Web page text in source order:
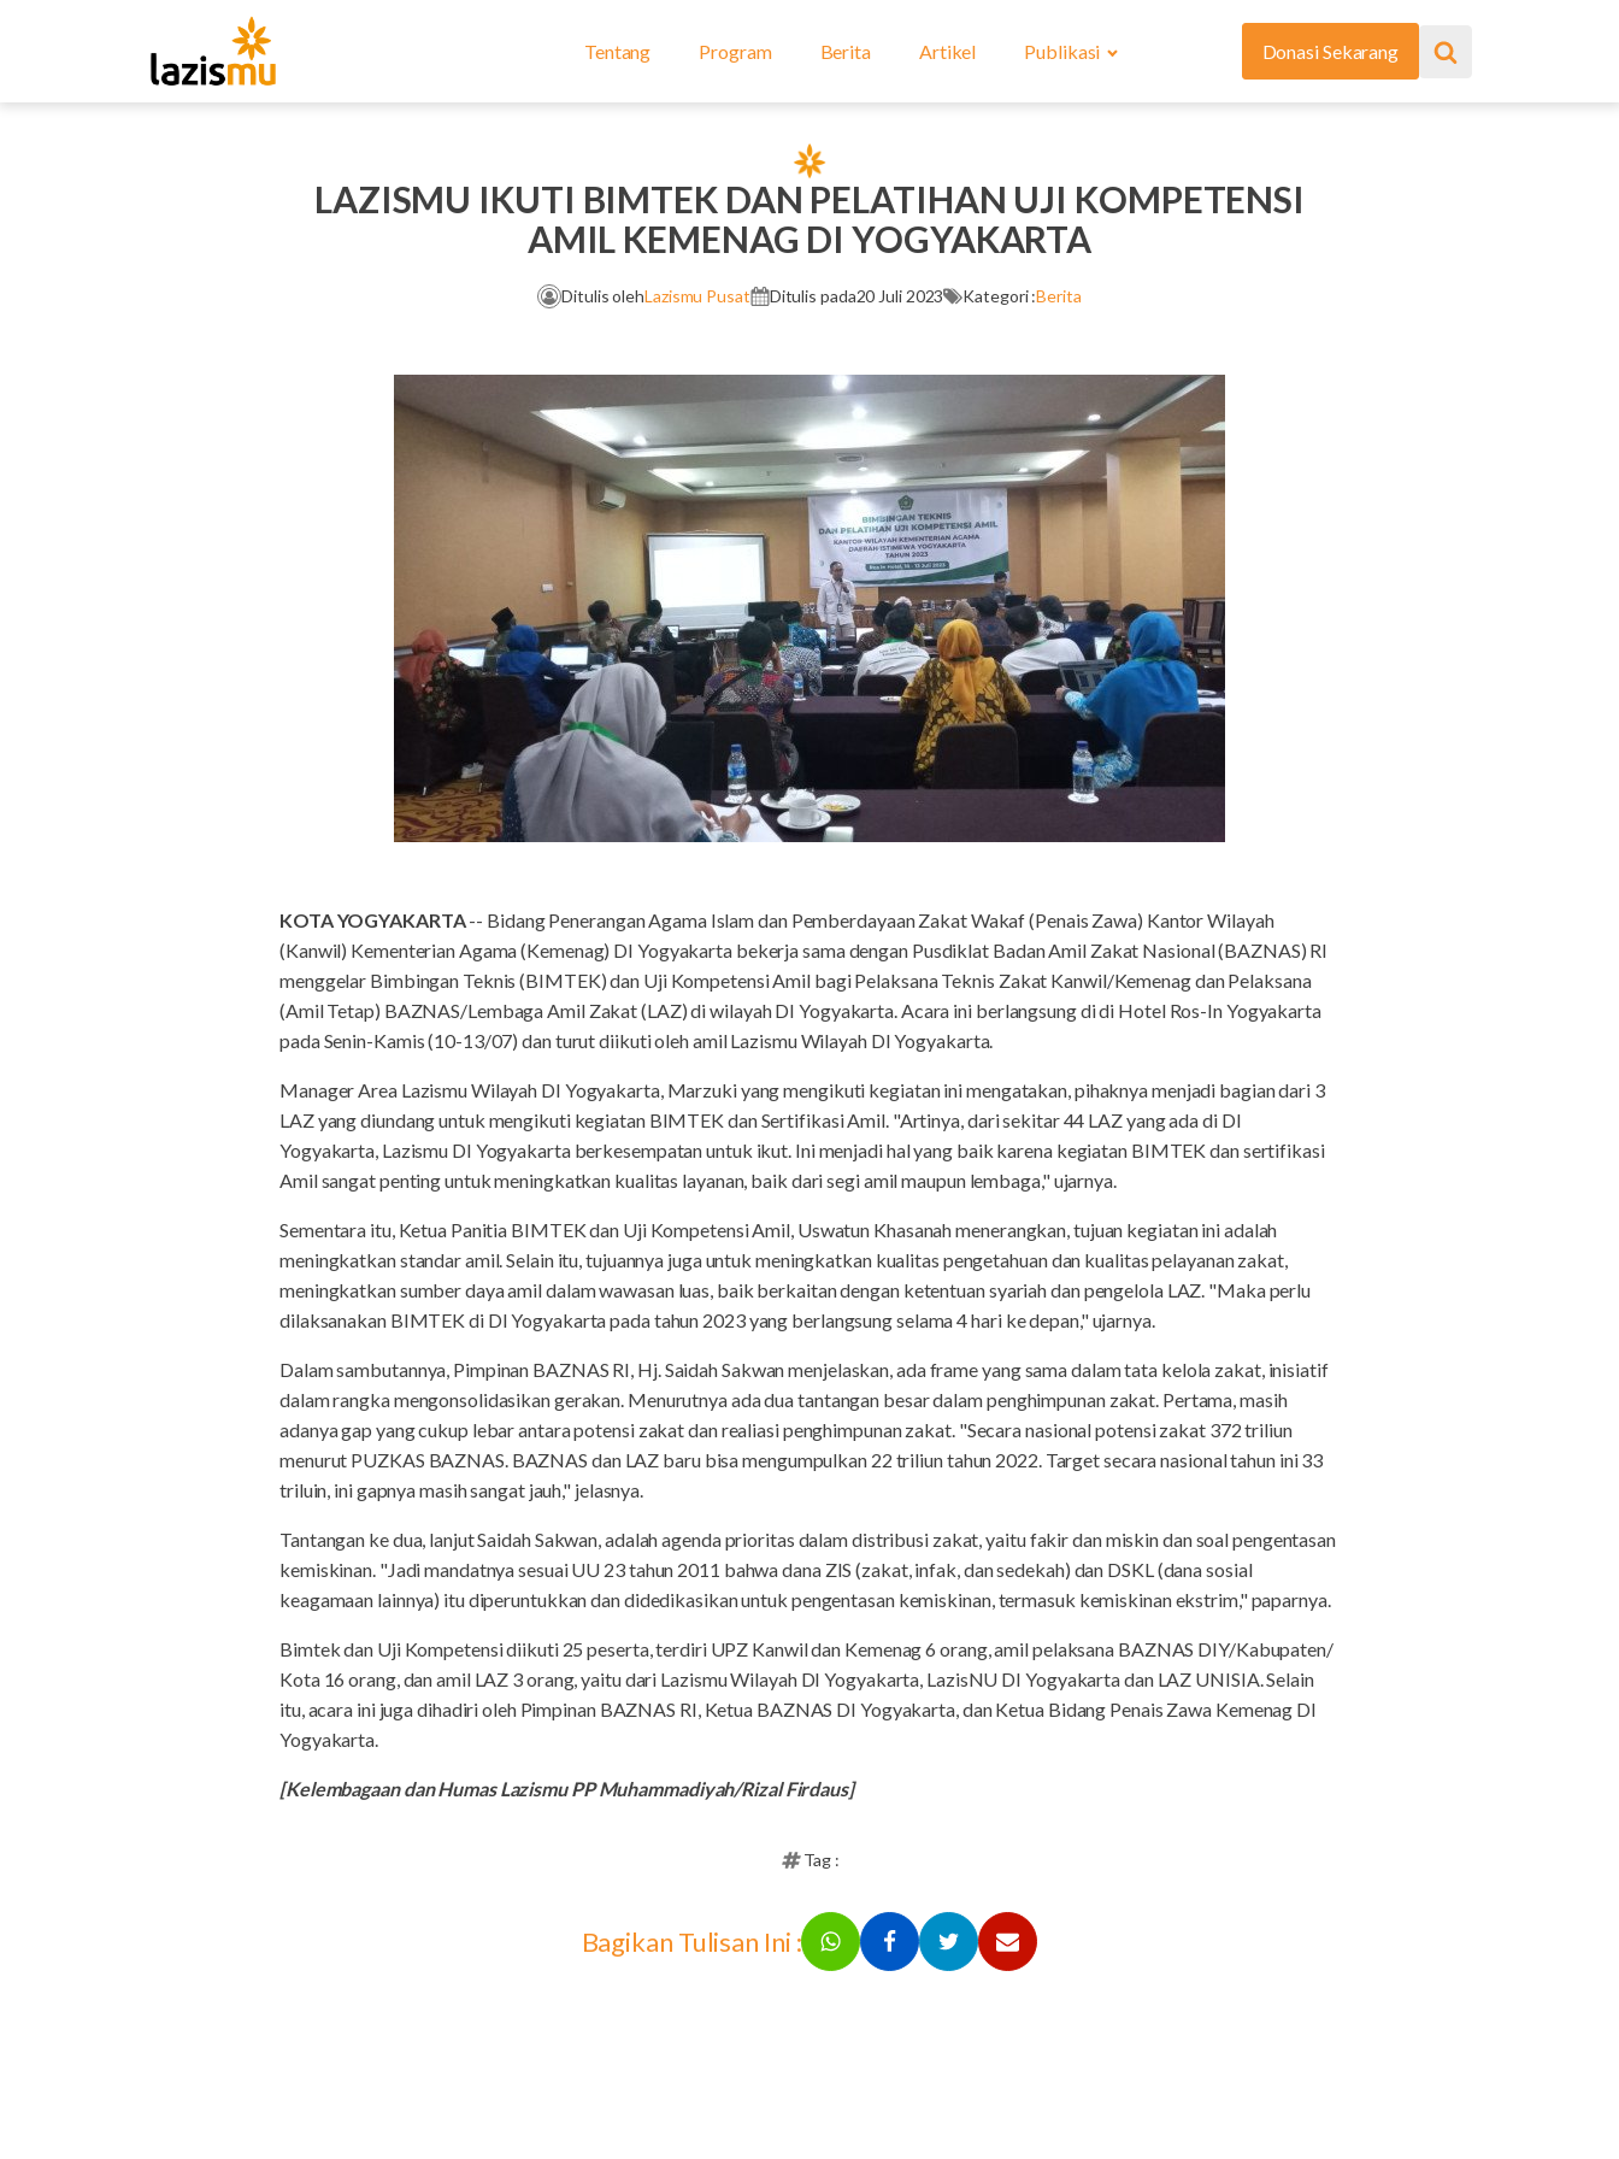
Tentang Program Berita Artikel Publikasi Donasi Sekarang
LAZISMU IKUTI BIMTEK DAN PELATIHAN UJI KOMPETENSI
AMIL KEMENAG DI YOGYAKARTA
Ditulis olehLazismu Pusat Ditulis pada20 Juli 2023 Kategori :Berita
KOTA YOGYAKARTA-- Bidang Penerangan Agama Islam dan Pemberdayaan Zakat Wakaf (Penais Zawa) Kantor Wilayah
(Kanwil) Kementerian Agama (Kemenag) DI Yogyakarta bekerja sama dengan Pusdiklat Badan Amil Zakat Nasional (BAZNAS) RI
menggelar Bimbingan Teknis (BIMTEK) dan Uji Kompetensi Amil bagi Pelaksana Teknis Zakat Kanwil/Kemenag dan Pelaksana
(Amil Tetap) BAZNAS/Lembaga Amil Zakat (LAZ) di wilayah DI Yogyakarta. Acara ini berlangsung di di Hotel Ros-In Yogyakarta
pada Senin-Kamis (10-13/07) dan turut diikuti oleh amil Lazismu Wilayah DI Yogyakarta.
Manager Area Lazismu Wilayah DI Yogyakarta, Marzuki yang mengikuti kegiatan ini mengatakan, pihaknya menjadi bagian dari 3
LAZ yang diundang untuk mengikuti kegiatan BIMTEK dan Sertifikasi Amil. "Artinya, dari sekitar 44 LAZ yang ada di DI
Yogyakarta, Lazismu DI Yogyakarta berkesempatan untuk ikut. Ini menjadi hal yang baik karena kegiatan BIMTEK dan sertifikasi
Amil sangat penting untuk meningkatkan kualitas layanan, baik dari segi amil maupun lembaga," ujarnya.
Sementara itu, Ketua Panitia BIMTEK dan Uji Kompetensi Amil, Uswatun Khasanah menerangkan, tujuan kegiatan ini adalah
meningkatkan standar amil. Selain itu, tujuannya juga untuk meningkatkan kualitas pengetahuan dan kualitas pelayanan zakat,
meningkatkan sumber daya amil dalam wawasan luas, baik berkaitan dengan ketentuan syariah dan pengelola LAZ. "Maka perlu
dilaksanakan BIMTEK di DI Yogyakarta pada tahun 2023 yang berlangsung selama 4 hari ke depan," ujarnya.
Dalam sambutannya, Pimpinan BAZNAS RI, Hj. Saidah Sakwan menjelaskan, ada frame yang sama dalam tata kelola zakat, inisiatif
dalam rangka mengonsolidasikan gerakan. Menurutnya ada dua tantangan besar dalam penghimpunan zakat. Pertama, masih
adanya gap yang cukup lebar antara potensi zakat dan realiasi penghimpunan zakat. "Secara nasional potensi zakat 372 triliun
menurut PUZKAS BAZNAS. BAZNAS dan LAZ baru bisa mengumpulkan 22 triliun tahun 2022. Target secara nasional tahun ini 33
triluin, ini gapnya masih sangat jauh," jelasnya.
Tantangan ke dua, lanjut Saidah Sakwan, adalah agenda prioritas dalam distribusi zakat, yaitu fakir dan miskin dan soal pengentasan
kemiskinan. "Jadi mandatnya sesuai UU 23 tahun 2011 bahwa dana ZIS (zakat, infak, dan sedekah) dan DSKL (dana sosial
keagamaan lainnya) itu diperuntukkan dan didedikasikan untuk pengentasan kemiskinan, termasuk kemiskinan ekstrim," paparnya.
Bimtek dan Uji Kompetensi diikuti 25 peserta, terdiri UPZ Kanwil dan Kemenag 6 orang, amil pelaksana BAZNAS DIY/Kabupaten/
Kota 16 orang, dan amil LAZ 3 orang, yaitu dari Lazismu Wilayah DI Yogyakarta, LazisNU DI Yogyakarta dan LAZ UNISIA. Selain
itu, acara ini juga dihadiri oleh Pimpinan BAZNAS RI, Ketua BAZNAS DI Yogyakarta, dan Ketua Bidang Penais Zawa Kemenag DI
Yogyakarta.
[Kelembagaan dan Humas Lazismu PP Muhammadiyah/Rizal Firdaus]
Tag :
Bagikan Tulisan Ini :